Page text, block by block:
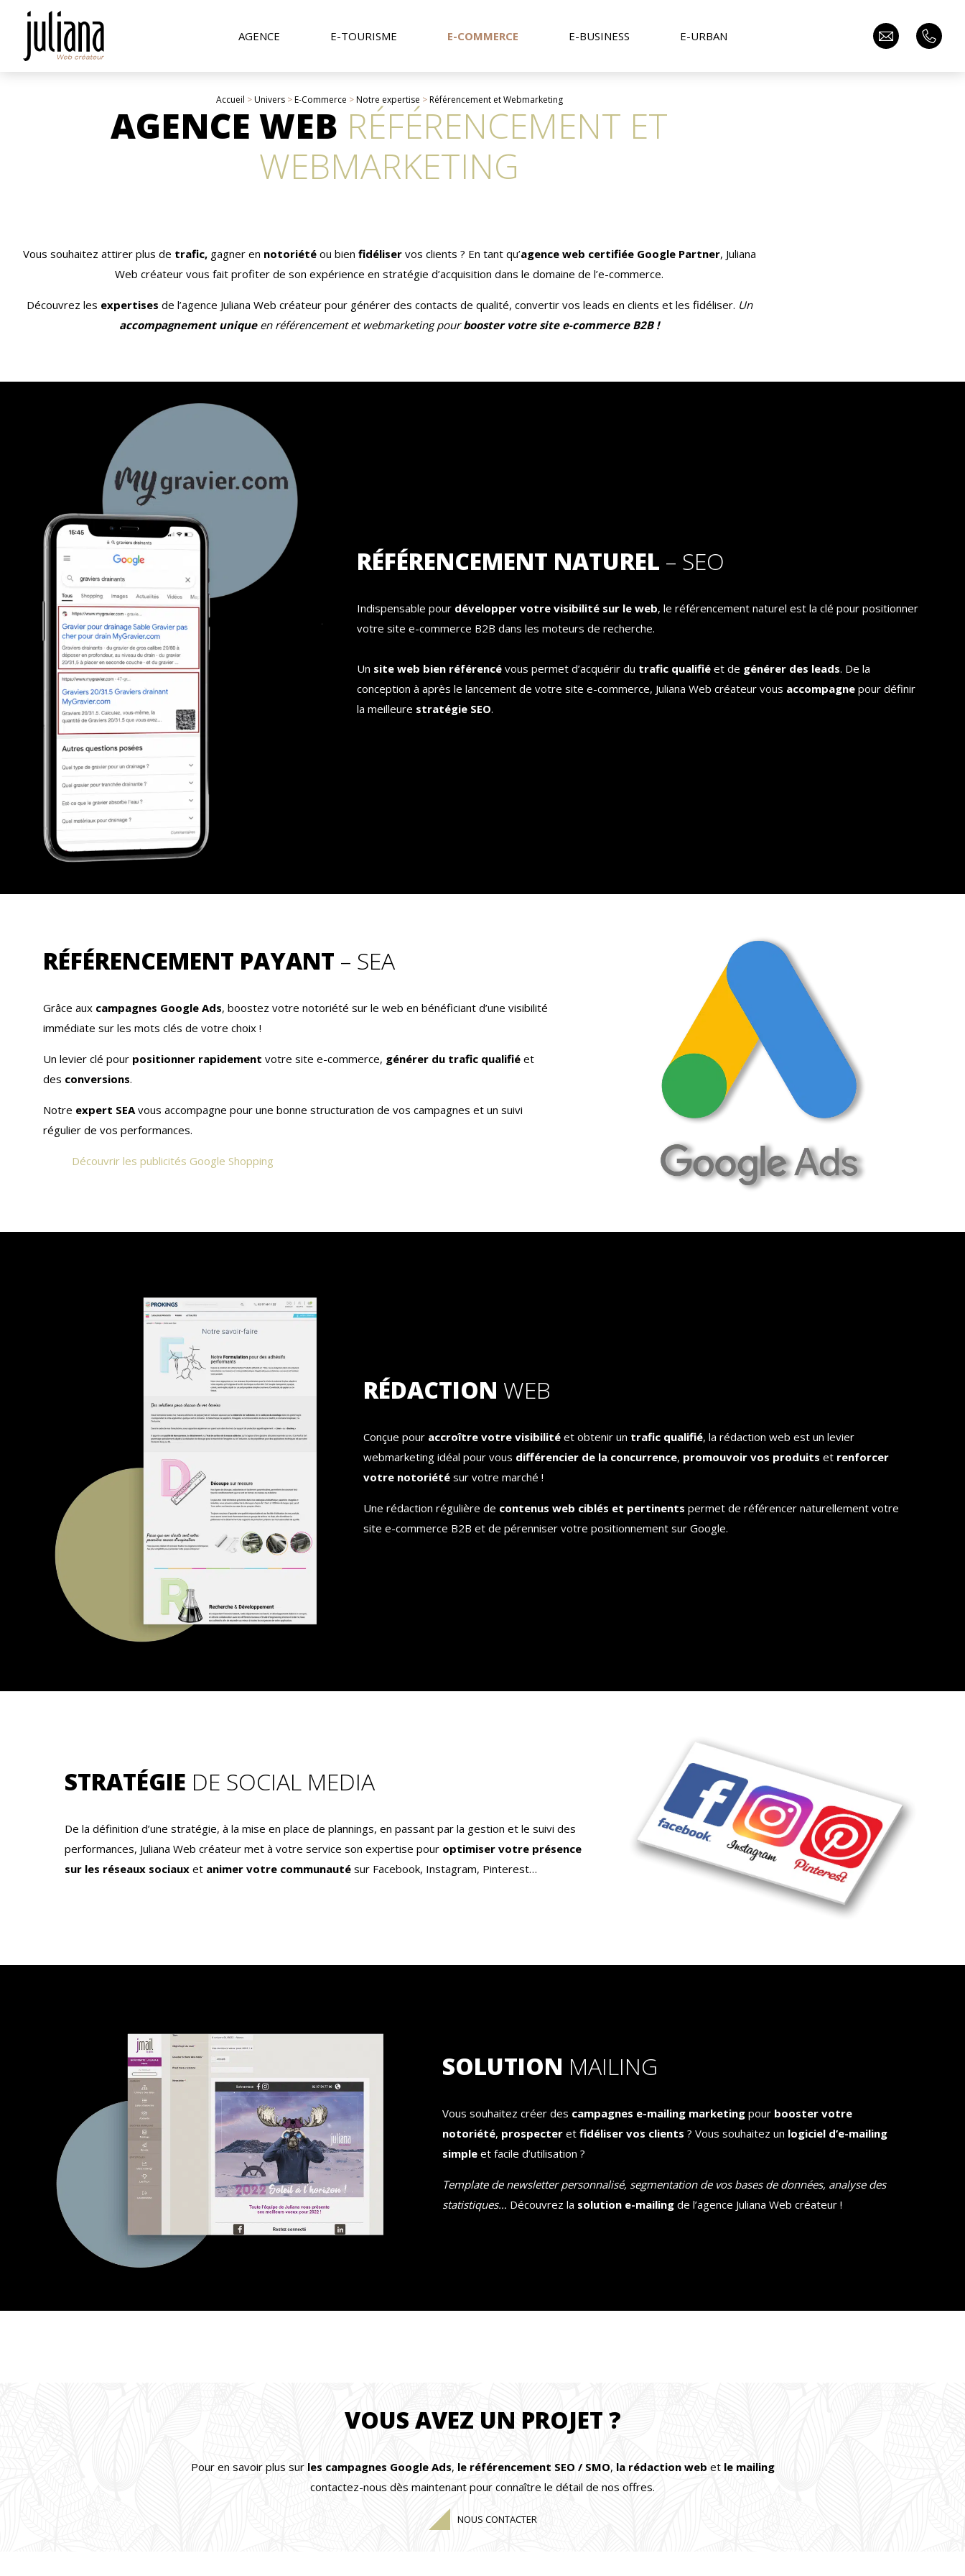
AGENCE E-TOURISME E-COMMERCE E-BUSINESS E-URBAN
Accueil >Univers>E-Commerce >Notre expertise >Référencement et Webmarketing
AGENCE WEB RÉFÉRENCEMENT ET
WEBMARKETING
Vous souhaitez attirer plus de trafic, gagner en notoriétéou bien fidéliservos clients ? En tant qu’agence web certifiée Google Partner, Juliana
Web créateur vous fait profiter de son expérience en stratégie d’acquisition dans le domaine de l’e-commerce.
Découvrez les expertises de l’agence Juliana Web créateur pour générer des contacts de qualité, convertir vos leads en clients et les fidéliser. Un
accompagnement uniqueen référencement et webmarketing pourbooster votre site e-commerce B2B !
RÉFÉRENCEMENT NATUREL – SEO
Indispensable pour développer votre visibilité sur le web, le référencement naturel est la clé pour positionner
votre site e-commerce B2B dans les moteurs de recherche.
Un site web bien référencévous permet d’acquérir du trafic qualifiéet de générer des leads. De la
conception à après le lancement de votre site e-commerce, Juliana Web créateur vous accompagnepour définir
la meilleure stratégie SEO.
RÉFÉRENCEMENT PAYANT – SEA
Grâce aux campagnes Google Ads, boostez votre notoriété sur le web en bénéficiant d’une visibilité
immédiate sur les mots clés de votre choix !
Un levier clé pour positionner rapidement votre site e-commerce, générer du trafic qualifié et
des conversions.
Notre expert SEA vous accompagne pour une bonne structuration de vos campagnes et un suivi
régulier de vos performances.
Découvrir les publicités Google Shopping
RÉDACTION WEB
Conçue pour accroître votre visibilité et obtenir un trafic qualifié, la rédaction web est un levier
webmarketing idéal pour vous différencier de la concurrence, promouvoir vos produits et renforcer
votre notoriété sur votre marché !
Une rédaction régulière de contenus web ciblés et pertinents permet de référencer naturellement votre
site e-commerce B2B et de pérenniser votre positionnement sur Google.
STRATÉGIE DE SOCIAL MEDIA
De la définition d’une stratégie, à la mise en place de plannings, en passant par la gestion et le suivi des
performances, Juliana Web créateur met à votre service son expertise pour optimiser votre présence
sur les réseaux sociaux et animer votre communauté sur Facebook, Instagram, Pinterest…
SOLUTION MAILING
Vous souhaitez créer des campagnes e-mailing marketing pour booster votre
notoriété, prospecteretfidéliser vos clients ? Vous souhaitez un logiciel d’e-mailing
simple et facile d’utilisation ?
Template de newsletter personnalisé, segmentation de vos bases de données, analyse des
statistiques… Découvrez la solution e-mailing de l’agence Juliana Web créateur !
VOUS AVEZ UN PROJET ?
Pour en savoir plus sur les campagnes Google Ads, le référencement SEO / SMO, la rédaction web et le mailing
contactez-nous dès maintenant pour connaître le détail de nos offres.
NOUS CONTACTER